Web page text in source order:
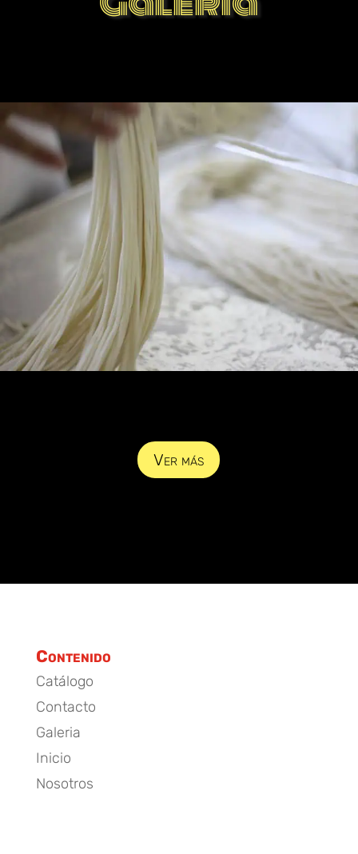
Ver más
Contenido
Catálogo
Contacto
Galeria
Inicio
Nosotros